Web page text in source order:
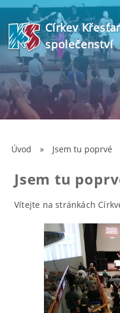
Církev
společenství
Úvod » Jsem tu poprvé
Jsem tu
Vítejte na stránkách